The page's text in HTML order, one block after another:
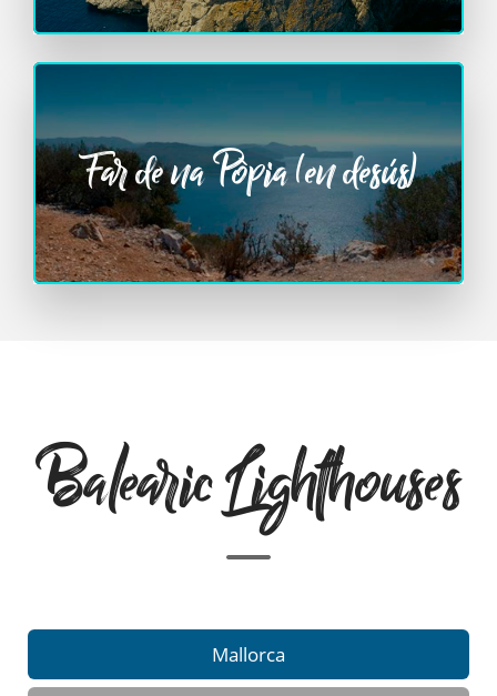
Far de na Pòpia (en desús)
Balearic Lighthouses
Mallorca